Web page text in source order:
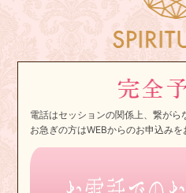
電話はセッションの関係上、繋がら
お急ぎの方はWEBからのお申込みを